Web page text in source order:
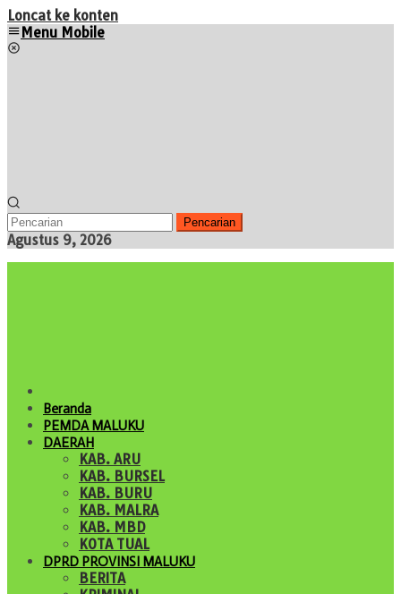
Loncat ke konten
Menu Mobile
Pencarian
Agustus 9, 2026
Beranda
PEMDA MALUKU
DAERAH
KAB. ARU
KAB. BURSEL
KAB. BURU
KAB. MALRA
KAB. MBD
KOTA TUAL
DPRD PROVINSI MALUKU
BERITA